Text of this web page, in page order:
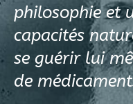
philosophie et
capacités
se guérir lui
de